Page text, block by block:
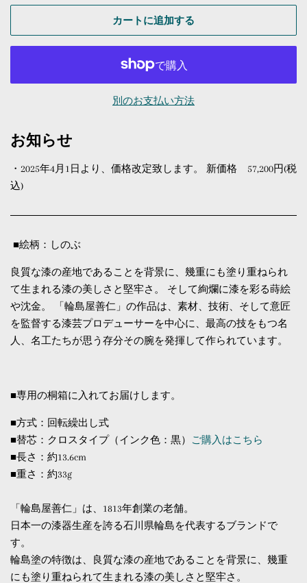
カートに追加する
別のお支払い方法
お知らせ
・2025年4月1日より、価格改定致します。 新価格 57,200円(税
込)
■絵柄：しのぶ
良質な漆の産地であることを背景に、幾重にも塗り重ねられ
て生まれる漆の美しさと堅牢さ。 そして絢爛に漆を彩る蒔絵
や沈金。 「輪島屋善仁」の作品は、素材、技術、そして意匠
を監督する漆芸プロデューサーを中心に、最高の技をもつ名
人、名工たちが思う存分その腕を発揮して作られています。
■専用の桐箱に入れてお届けします。
■方式：回転繰出し式
■替芯：クロスタイプ（インク色：黒）
ご購入はこちら
■長さ：約13.6cm
■重さ：約33g
「輪島屋善仁」は、1813年創業の老舗。
日本一の漆器生産を誇る石川県輪島を代表するブランドで
す。
輪島塗の特徴は、良質な漆の産地であることを背景に、幾重
にも塗り重ねられて生まれる漆の美しさと堅牢さ。